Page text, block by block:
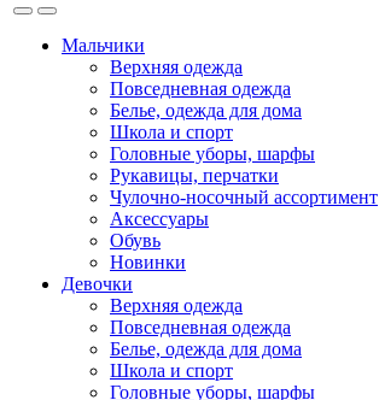
Мальчики
Верхняя одежда
Повседневная одежда
Белье, одежда для дома
Школа и спорт
Головные уборы, шарфы
Рукавицы, перчатки
Чулочно-носочный ассортимент
Аксессуары
Обувь
Новинки
Девочки
Верхняя одежда
Повседневная одежда
Белье, одежда для дома
Школа и спорт
Головные уборы, шарфы